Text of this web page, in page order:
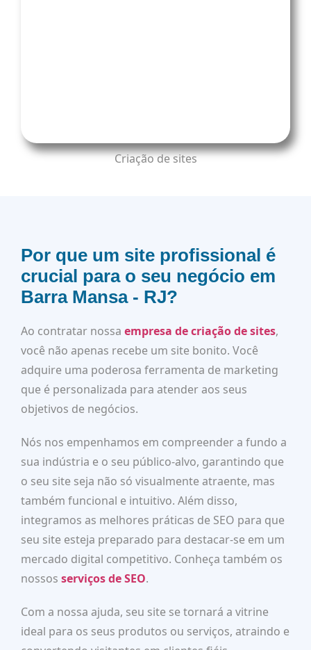
Criação de sites
Por que um site profissional é
crucial para o seu negócio em
Barra Mansa - RJ?
Ao contratar nossa empresa de criação de sites,
você não apenas recebe um site bonito. Você
adquire uma poderosa ferramenta de marketing
que é personalizada para atender aos seus
objetivos de negócios.
Nós nos empenhamos em compreender a fundo a
sua indústria e o seu público-alvo, garantindo que
o seu site seja não só visualmente atraente, mas
também funcional e intuitivo. Além disso,
integramos as melhores práticas de SEO para que
seu site esteja preparado para destacar-se em um
mercado digital competitivo. Conheça também os
nossos serviços de SEO.
Com a nossa ajuda, seu site se tornará a vitrine
ideal para os seus produtos ou serviços, atraindo e